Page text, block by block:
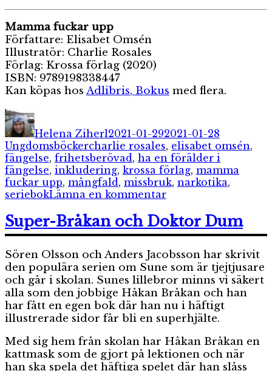
Mamma fuckar upp
Författare: Elisabet Omsén
Illustratör: Charlie Rosales
Förlag: Krossa förlag (2020)
ISBN: 9789198338447
Kan köpas hos Adlibris, Bokus med flera.
Författare
Helena Ziherl2021-01-292021-01-28
UngdomsböckerEtiketter
charlie rosales, elisabet omsén,
fängelse, frihetsberövad, ha en förälder i
fängelse, inkludering, krossa förlag, mamma
fuckar upp, mångfald, missbruk, narkotika,
seriebokLämna en kommentartill
fuckar
upp
Super-Bråkan och Doktor Dum
Sören Olsson och Anders Jacobsson har skrivit
den populära serien om Sune som är tjejtjusare
och går i skolan. Sunes lillebror minns vi säkert
alla som den jobbige Håkan Bråkan och han
har fått en egen bok där han nu i häftigt
illustrerade sidor får bli en superhjälte.
Med sig hem från skolan har Håkan Bråkan en
kattmask som de gjort på lektionen och när
han ska spela det häftiga spelet där han slåss